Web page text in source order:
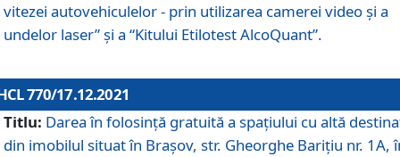
vitezei autovehiculelor - prin utilizarea camerei video și a
undelor laser” și a “Kitului Etilotest AlcoQuant”.
770/17.12.2021
Titlu: Darea în folosinţă gratuită a spaţiului cu altă
din imobilul situat în Braşov, str. Gheorghe Bariţiu nr. 1A,